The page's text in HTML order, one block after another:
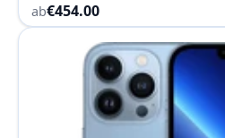
ab€454.00